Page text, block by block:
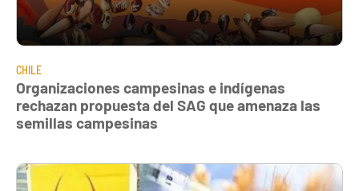
CHILE
Organizaciones campesinas e indígenas
rechazan propuesta del SAG que amenaza las
semillas campesinas